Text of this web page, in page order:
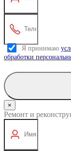
Я принимаю
обработки
×
Ремонт и